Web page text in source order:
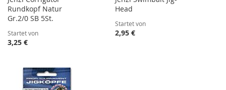
Rundkopf Natur
Gr.2/0 SB 5St.
Startet von
3,25 €
Head
Startet von
2,95 €